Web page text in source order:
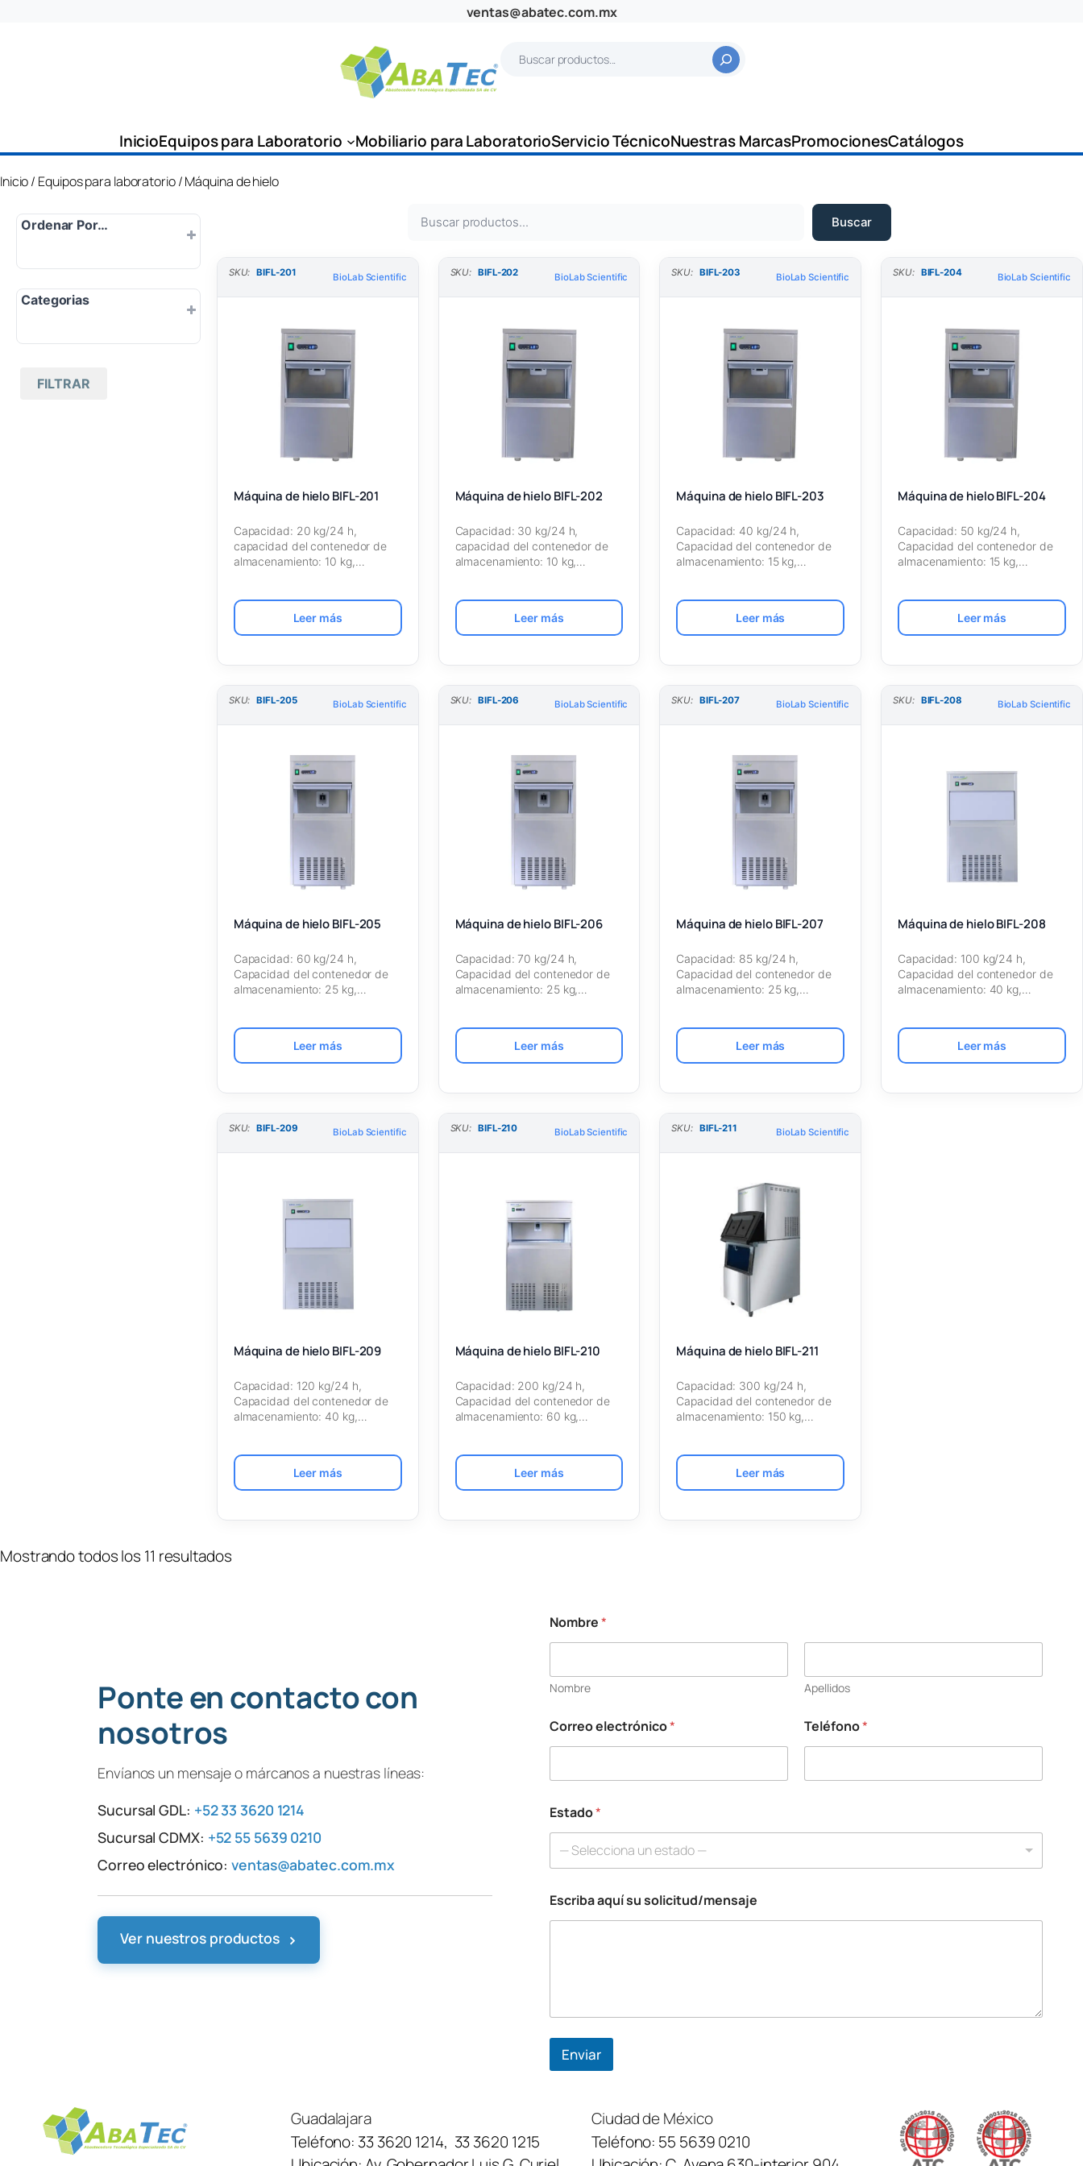
ventas@abatec.com.mx
a
InicioEquipos para Laboratorio Mobiliario para LaboratorioServicio TécnicoNuestras MarcasPromocionesCatálogos
Inicio/ Equipos para laboratorio/ Máquina de hielo
Ordenar Por…
Popularidad
Más nuevo
Categorias
Todas las marcas
FILTRAR
s
Buscar
SKU: BIFL-201 BioLab Scientific
Máquina de hielo BIFL-201
Capacidad: 20 kg/24 h,
capacidad del contenedor de
almacenamiento: 10 kg,
Leer más
SKU: BIFL-202 BioLab Scientific
Máquina de hielo BIFL-202
Capacidad: 30 kg/24 h,
capacidad del contenedor de
almacenamiento: 10 kg,
Leer más
SKU: BIFL-203 BioLab Scientific
Máquina de hielo BIFL-203
Capacidad: 40 kg/24 h,
Capacidad del contenedor de
almacenamiento: 15 kg,
Leer más
SKU: BIFL-204 BioLab Scientific
Máquina de hielo BIFL-204
Capacidad: 50 kg/24 h,
Capacidad del contenedor de
almacenamiento: 15 kg,
Leer más
SKU: BIFL-205 BioLab Scientific
Máquina de hielo BIFL-205
Capacidad: 60 kg/24 h,
Capacidad del contenedor de
almacenamiento: 25 kg,
Leer más
SKU: BIFL-206 BioLab Scientific
Máquina de hielo BIFL-206
Capacidad: 70 kg/24 h,
Capacidad del contenedor de
almacenamiento: 25 kg,
Leer más
SKU: BIFL-207 BioLab Scientific
Máquina de hielo BIFL-207
Capacidad: 85 kg/24 h,
Capacidad del contenedor de
almacenamiento: 25 kg,
Leer más
SKU: BIFL-208 BioLab Scientific
Máquina de hielo BIFL-208
Capacidad: 100 kg/24 h,
Capacidad del contenedor de
almacenamiento: 40 kg,
Leer más
SKU: BIFL-209 BioLab Scientific
Máquina de hielo BIFL-209
Capacidad: 120 kg/24 h,
Capacidad del contenedor de
almacenamiento: 40 kg,
Leer más
SKU: BIFL-210 BioLab Scientific
Máquina de hielo BIFL-210
Capacidad: 200 kg/24 h,
Capacidad del contenedor de
almacenamiento: 60 kg,
Leer más
SKU: BIFL-211 BioLab Scientific
Máquina de hielo BIFL-211
Capacidad: 300 kg/24 h,
Capacidad del contenedor de
almacenamiento: 150 kg,
Leer más
Mostrando todos los 11 resultados
Ponte en contacto con
nosotros
Envíanos un mensaje o márcanos a nuestras líneas:
Sucursal GDL: +52 33 3620 1214
Sucursal CDMX: +52 55 5639 0210
Correo electrónico:ventas@abatec.com.mx
Ver nuestros productos ›
Nombre*
Nombre Apellidos
Correo electrónico* Teléfono*
Estado*
— Selecciona un estado —
s
u
i
Escriba aquí su solicitud/mensaje
Enviar
Guadalajara
Teléfono: 33 3620 1214, 33 3620 1215
Ciudad de México
Teléfono: 55 5639 0210